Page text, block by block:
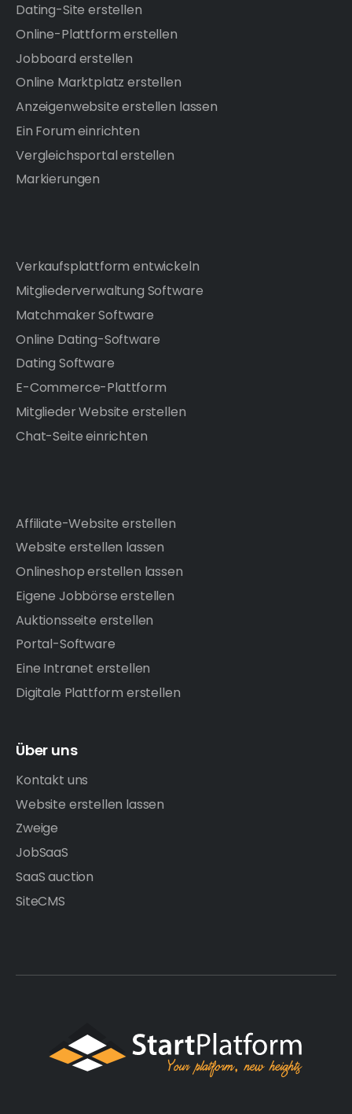
Dating-Site erstellen
Online-Plattform erstellen
Jobboard erstellen
Online Marktplatz erstellen
Anzeigenwebsite erstellen lassen
Ein Forum einrichten
Vergleichsportal erstellen
Markierungen
Verkaufsplattform entwickeln
Mitgliederverwaltung Software
Matchmaker Software
Online Dating-Software
Dating Software
E-Commerce-Plattform
Mitglieder Website erstellen
Chat-Seite einrichten
Affiliate-Website erstellen
Website erstellen lassen
Onlineshop erstellen lassen
Eigene Jobbörse erstellen
Auktionsseite erstellen
Portal-Software
Eine Intranet erstellen
Digitale Plattform erstellen
Über uns
Kontakt uns
Website erstellen lassen
Zweige
JobSaaS
SaaS auction
SiteCMS